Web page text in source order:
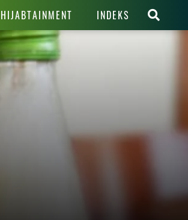
HIJABTAINMENT INDEKS